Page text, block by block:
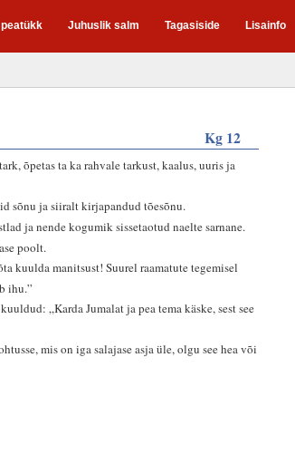
Juhuslik salm Tagasiside Lisainfo
Kg 12
õpetas ta ka rahvale tarkust, kaalus, uuris ja
sõnu ja siiralt kirjapandud tõesõnu.
ja nende kogumik sissetaotud naelte sarnane.
poolt.
kuulda manitsust! Suurel raamatute tegemisel
ihu.”
„Karda Jumalat ja pea tema käske, sest see
mis on iga salajase asja üle, olgu see hea või